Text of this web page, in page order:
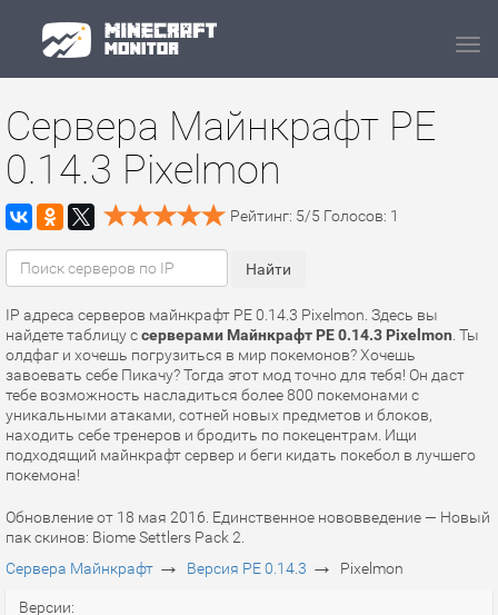
Сервера Майнкрафт PE
0.14.3 Pixelmon
Рейтинг: 5/5 Голосов: 1
IP адреса серверов майнкрафт PE 0.14.3 Pixelmon. Здесь вы
найдете таблицу ссерверами Майнкрафт PE 0.14.3 Pixelmon . Ты
олдфаг и хочешь погрузиться в мир покемонов? Хочешь
завоевать себе Пикачу? Тогда этот мод точно для тебя! Он даст
тебе возможность насладиться более 800 покемонами с
уникальными атаками, сотней новых предметов и блоков,
находить себе тренеров и бродить по покецентрам. Ищи
подходящий майнкрафт сервер и беги кидать покебол в лучшего
покемона!
Обновление от 18 мая 2016. Единственное нововведение — Новый
пак скинов: Biome Settlers Pack 2.
Сервера Майнкрафт → Версия PE 0.14.3 → Pixelmon
Версии: